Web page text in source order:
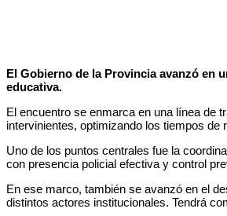
El Gobierno de la Provincia avanzó en
educativa.
El encuentro se enmarca en una línea de
intervinientes, optimizando los tiempos
Uno de los puntos centrales fue la
con presencia policial efectiva y control
En ese marco, también se avanzó en el
distintos actores institucionales. Tendrá